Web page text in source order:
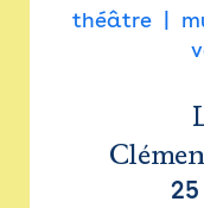
théâtre
25